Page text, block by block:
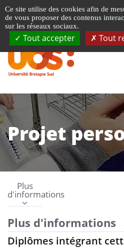
Accéder au site complet
Projet
Plus
d'informations
Plus d'informations
Diplômes intégrant
Ce site utilise des cookies afin de
de vous proposer des contenus
sur les réseaux sociaux.
Tout accepter Tout